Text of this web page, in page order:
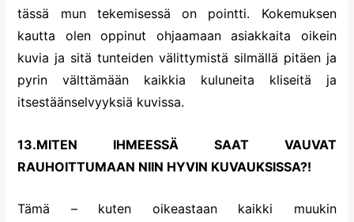
tässä mun tekemisessä on pointti. Kokemuksen
kautta olen oppinut ohjaamaan asiakkaita oikein
kuvia ja sitä tunteiden välittymistä silmällä pitäen ja
pyrin välttämään kaikkia kuluneita kliseitä ja
itsestäänselvyyksiä kuvissa.
13.MITEN IHMEESSÄ SAAT VAUVAT
RAUHOITTUMAAN NIIN HYVIN KUVAUKSISSA?!
Tämä – kuten oikeastaan kaikki muukin